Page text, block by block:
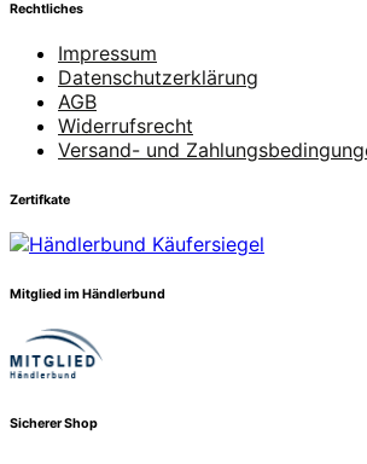
Rechtliches
Impressum
Datenschutzerklärung
AGB
Widerrufsrecht
Versand- und
Zertifkate
Mitglied im Händlerbund
Sicherer Shop